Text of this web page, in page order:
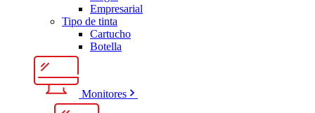
Empresarial
Tipo de tinta
Cartucho
Botella
Monitores